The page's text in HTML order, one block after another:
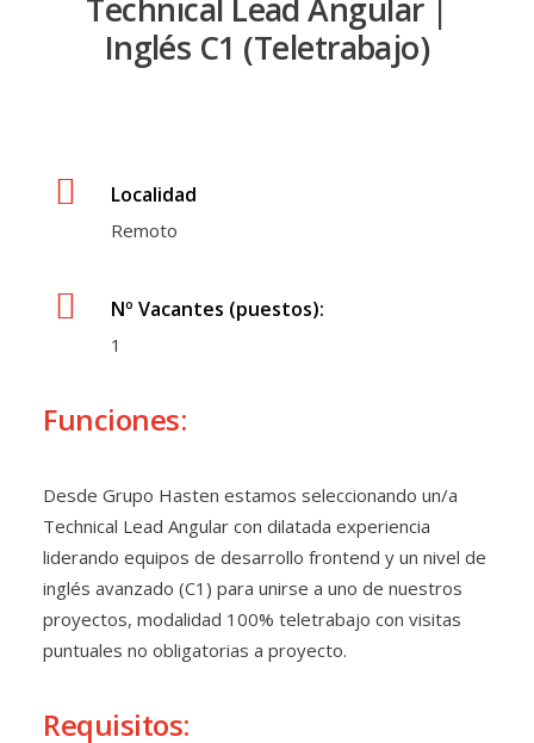
Technical Lead Angular |
Inglés C1 (Teletrabajo)
Localidad
Remoto
Nº Vacantes (puestos):
1
Funciones:
Desde Grupo Hasten estamos seleccionando un/a
Technical Lead Angular con dilatada experiencia
liderando equipos de desarrollo frontend y un nivel de
inglés avanzado (C1) para unirse a uno de nuestros
proyectos, modalidad 100% teletrabajo con visitas
puntuales no obligatorias a proyecto.
Requisitos: